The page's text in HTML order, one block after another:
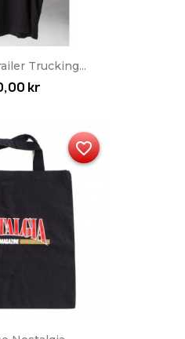
Trucking...
kr
favorite_border